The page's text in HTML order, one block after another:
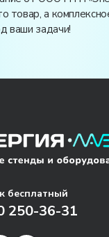
товар, а
ваши задачи!
бесплатный
250-36-31